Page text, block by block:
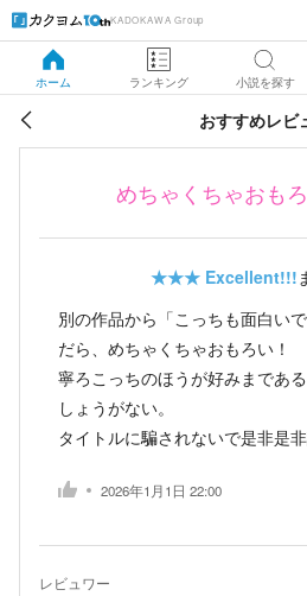
KADOKAWA Group
ホーム ランキング 小説を探す
おすすめレビ
めちゃくちゃおも
★★★ Excellent!!!
別の作品から「こっちも面白い
だら、めちゃくちゃおもろい！
寧ろこっちのほうが好みまであ
しょうがない。
タイトルに騙されないで是非是
2026年1月1日 22:00
レビュワー